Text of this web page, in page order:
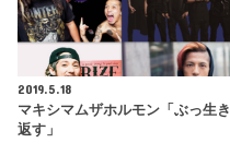
2019.5.18
マキシマムザホルモン「ぶっ生き
返す」